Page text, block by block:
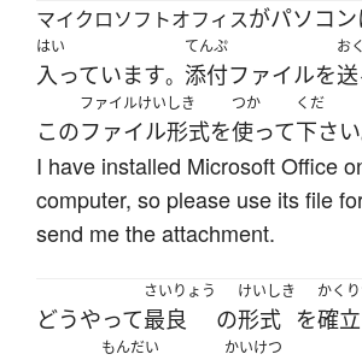
マイクロソフトオフィスがパソコン
はい
入っています。
てんぷ
添付ファイルを
おく
この
ファイルけいしき
ファイル形式を
つか
使って
くだ
下さい
I have installed Microsoft Office
computer, so please use its file
send me the attachment.
どうやって
さいりょう
最良 の
けいしき
形式 を
かく
確立
もんだい かいけつ